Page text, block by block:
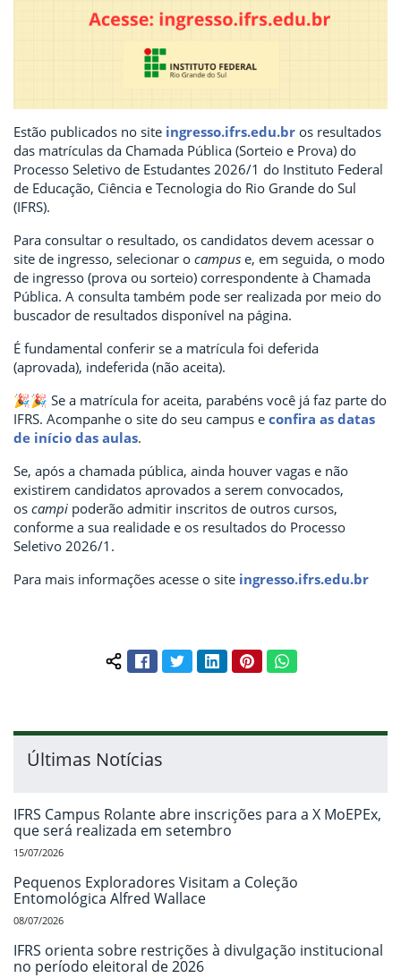
Estão publicados no site ingresso.ifrs.edu.br os resultados
das matrículas da Chamada Pública (Sorteio e Prova) do
Processo Seletivo de Estudantes 2026/1 do Instituto Federal
de Educação, Ciência e Tecnologia do Rio Grande do Sul
(IFRS).
Para consultar o resultado, os candidatos devem acessar o
site de ingresso, selecionar o campus e, em seguida, o modo
de ingresso (prova ou sorteio) correspondente à Chamada
Pública. A consulta também pode ser realizada por meio do
buscador de resultados disponível na página.
É fundamental conferir se a matrícula foi deferida
(aprovada), indeferida (não aceita).
🎉🎉 Se a matrícula for aceita, parabéns você já faz parte do
IFRS. Acompanhe o site do seu campus e confira as datas
de início das aulas.
Se, após a chamada pública, ainda houver vagas e não
existirem candidatos aprovados a serem convocados,
os campi poderão admitir inscritos de outros cursos,
conforme a sua realidade e os resultados do Processo
Seletivo 2026/1.
Para mais informações acesse o site ingresso.ifrs.edu.br
Compartilhar conteúdo:
FacebookTwitterLinkedInPinterestWhatsApp
Últimas Notícias
IFRS Campus Rolante abre inscrições para a X MoEPEx,
que será realizada em setembro
15/07/2026
Pequenos Exploradores Visitam a Coleção
Entomológica Alfred Wallace
08/07/2026
IFRS orienta sobre restrições à divulgação institucional
no período eleitoral de 2026